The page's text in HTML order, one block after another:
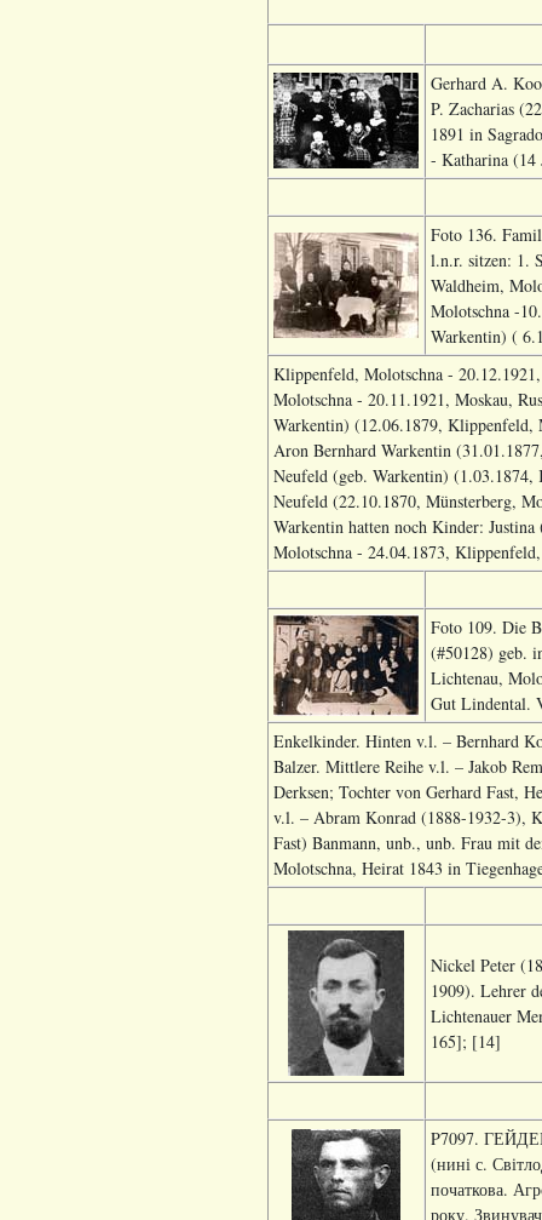
Gerhard A.
P. Zacharias
1891 in
- Katharina (14
Foto 136.
l.n.r. sitzen: 1.
Waldheim,
Molotschna -
Warkentin) (
Klippenfeld, Molotschna -
Molotschna - 20.11.1921, Moskau,
Warkentin) (12.06.1879, Klippenfeld,
Aron Bernhard Warkentin
Neufeld (geb. Warkentin)
Neufeld (22.10.1870, Münsterberg,
Warkentin hatten noch Kinder:
Molotschna - 24.04.1873,
Foto 109. Die
(#50128) geb.
Lichtenau,
Gut Lindental.
Enkelkinder. Hinten v.l. – Bernhard
Balzer. Mittlere Reihe v.l. – Jakob
Derksen; Tochter von Gerhard Fast,
v.l. – Abram Konrad (1888-1932-3),
Fast) Banmann, unb., unb. Frau mit
Molotschna, Heirat 1843 in
Nickel Peter
1909). Lehrer
Lichtenauer
165]; [14]
P7097.
(нині с.
початкова.
року.